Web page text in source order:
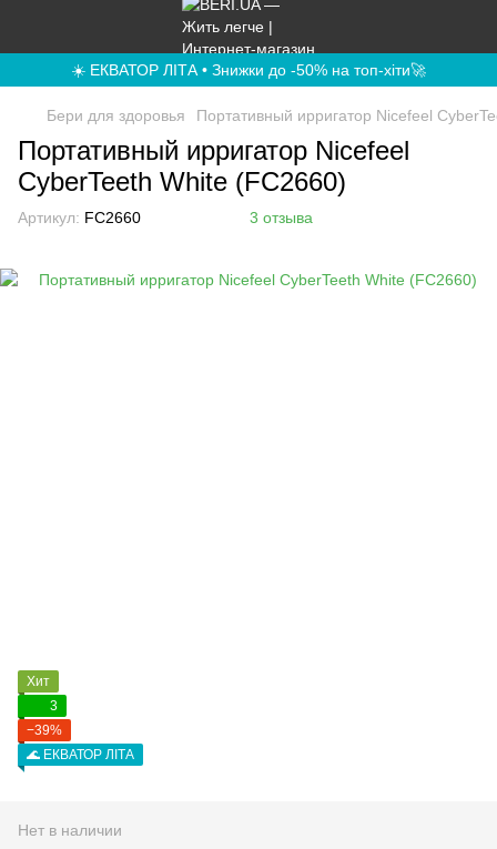
☀️ ЕКВАТОР ЛІТА • Знижки до -50% на топ-хіти🚀
Бери для здоровья Портативный ирригатор Nicefeel
Портативный ирригатор Nicefeel
CyberTeeth White (FC2660)
Артикул: FC2660 3 отзыва
Хит
3
−39%
🌊 ЕКВАТОР ЛІТА
Нет в наличии